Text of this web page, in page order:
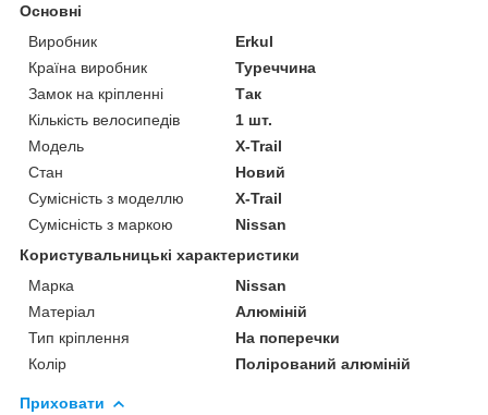
Основні
Виробник
Erkul
Країна виробник
Туреччина
Замок на кріпленні
Так
Кількість велосипедів
1 шт.
Модель
X-Trail
Стан
Новий
Сумісність з моделлю
X-Trail
Сумісність з маркою
Nissan
Користувальницькі характеристики
Марка
Nissan
Матеріал
Алюміній
Тип кріплення
На поперечки
Колір
Полірований алюміній
Приховати